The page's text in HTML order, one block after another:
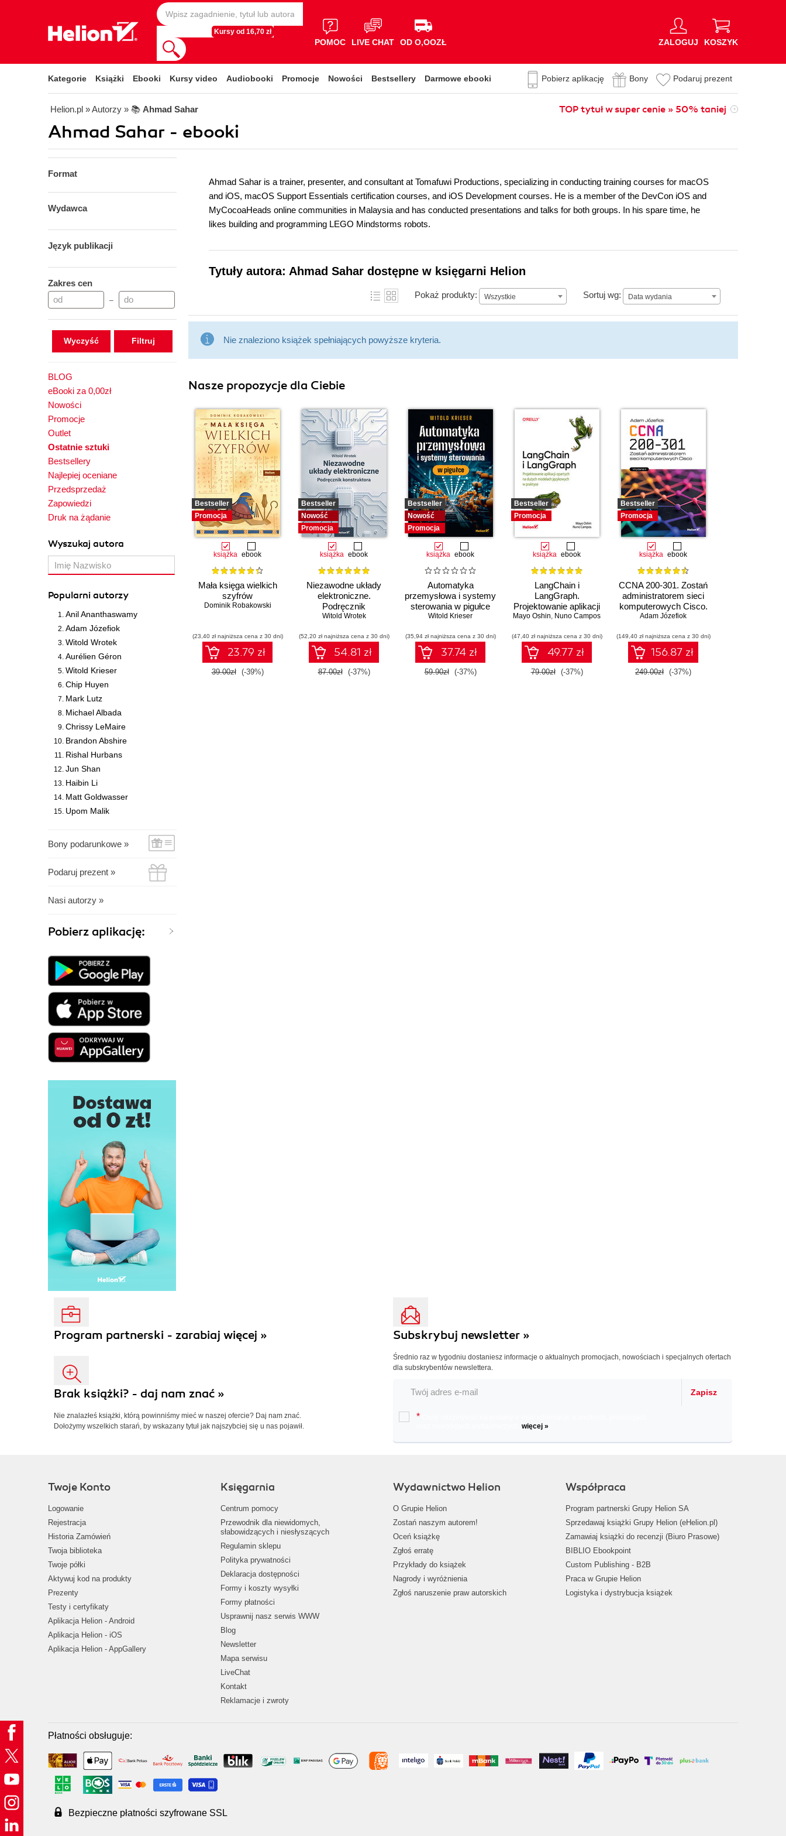
Kursy od 16,70 zł
POMOC LIVE CHAT OD O,OOZŁ ZALOGUJ KOSZYK
Kategorie Książki Ebooki Kursy video Audiobooki Promocje Nowości Bestsellery Darmowe ebooki Pobierz aplikację Bony Podaruj prezent
Helion.pl » Autorzy » 📚 Ahmad Sahar TOP tytuł w super cenie » 50% taniej
Ahmad Sahar - ebooki
Format
Wydawca
Język publikacji
Zakres cen
–
Wyczyść
BLOG
eBooki za 0,00zł
Nowości
Promocje
Outlet
Ostatnie sztuki
Bestsellery
Najlepiej oceniane
Przedsprzedaż
Zapowiedzi
Druk na żądanie
Wyszukaj autora
Popularni autorzy
Anil Ananthaswamy
Adam Józefiok
Witold Wrotek
Aurélien Géron
Witold Krieser
Chip Huyen
Mark Lutz
Michael Albada
Chrissy LeMaire
Brandon Abshire
Rishal Hurbans
Jun Shan
Haibin Li
Matt Goldwasser
Upom Malik
Bony podarunkowe »
Podaruj prezent »
Nasi autorzy »
Pobierz aplikację:
Ahmad Sahar is a trainer, presenter, and consultant at Tomafuwi Productions, specializing in conducting training courses for macOS
and iOS, macOS Support Essentials certification courses, and iOS Development courses. He is a member of the DevCon iOS and
MyCocoaHeads online communities in Malaysia and has conducted presentations and talks for both groups. In his spare time, he
likes building and programming LEGO Mindstorms robots.
Tytuły autora: Ahmad Sahar dostępne w księgarni Helion
Pokaż produkty: Wszystkie Sortuj wg: Data wydania
Data wydania
Nie znaleziono książek spełniających powyższe kryteria.
Nasze propozycje dla Ciebie
Bestseller
Promocja
książka ebook
Mała księga wielkich
szyfrów
Dominik Robakowski
(23,40 zł najniższa cena z 30 dni)
23.79 zł
39.00zł (-39%)
Bestseller
Nowość
Promocja
książka ebook
Niezawodne układy
elektroniczne.
Podręcznik
konstruktora
Witold Wrotek
(52,20 zł najniższa cena z 30 dni)
54.81 zł
87.00zł (-37%)
Bestseller
Nowość
Promocja
książka ebook
Automatyka
przemysłowa i systemy
sterowania w pigułce
Witold Krieser
(35,94 zł najniższa cena z 30 dni)
37.74 zł
59.90zł (-37%)
Bestseller
Promocja
książka ebook
LangChain i
LangGraph.
Projektowanie aplikacji
opartych na dużych
w praktyce
Mayo Oshin, Nuno Campos
(47,40 zł najniższa cena z 30 dni)
49.77 zł
79.00zł (-37%)
Bestseller
Promocja
książka ebook
CCNA 200-301. Zostań
administratorem sieci
komputerowych Cisco.
Wydanie II
Adam Józefiok
(149,40 zł najniższa cena z 30 dni)
156.87 zł
249.00zł (-37%)
Program partnerski - zarabiaj więcej »
Brak książki? - daj nam znać »
Nie znalazłeś książki, którą powinniśmy mieć w naszej ofercie? Daj nam znać.
Dołożymy wszelkich starań, by wskazany tytuł jak najszybciej się u nas pojawił.
Subskrybuj newsletter »
Średnio raz w tygodniu dostaniesz informacje o aktualnych promocjach, nowościach i specjalnych ofertach
dla subskrybentów newslettera.
Zapisz
*
więcej »
Twoje Konto
Logowanie
Rejestracja
Historia Zamówień
Twoja biblioteka
Twoje półki
Aktywuj kod na produkty
Prezenty
Testy i certyfikaty
Aplikacja Helion - Android
Aplikacja Helion - iOS
Aplikacja Helion - AppGallery
Księgarnia
Centrum pomocy
Przewodnik dla niewidomych,
słabowidzących i niesłyszących
Regulamin sklepu
Polityka prywatności
Deklaracja dostępności
Formy i koszty wysyłki
Formy płatności
Usprawnij nasz serwis WWW
Blog
Newsletter
Mapa serwisu
LiveChat
Kontakt
Reklamacje i zwroty
Wydawnictwo Helion
O Grupie Helion
Zostań naszym autorem!
Oceń książkę
Zgłoś erratę
Przykłady do książek
Nagrody i wyróżnienia
Zgłoś naruszenie praw autorskich
Współpraca
Program partnerski Grupy Helion SA
Sprzedawaj książki Grupy Helion (eHelion.pl)
Zamawiaj książki do recenzji (Biuro Prasowe)
BIBLIO Ebookpoint
Custom Publishing - B2B
Praca w Grupie Helion
Logistyka i dystrybucja książek
Płatności obsługuje:
Bezpieczne płatności szyfrowane SSL